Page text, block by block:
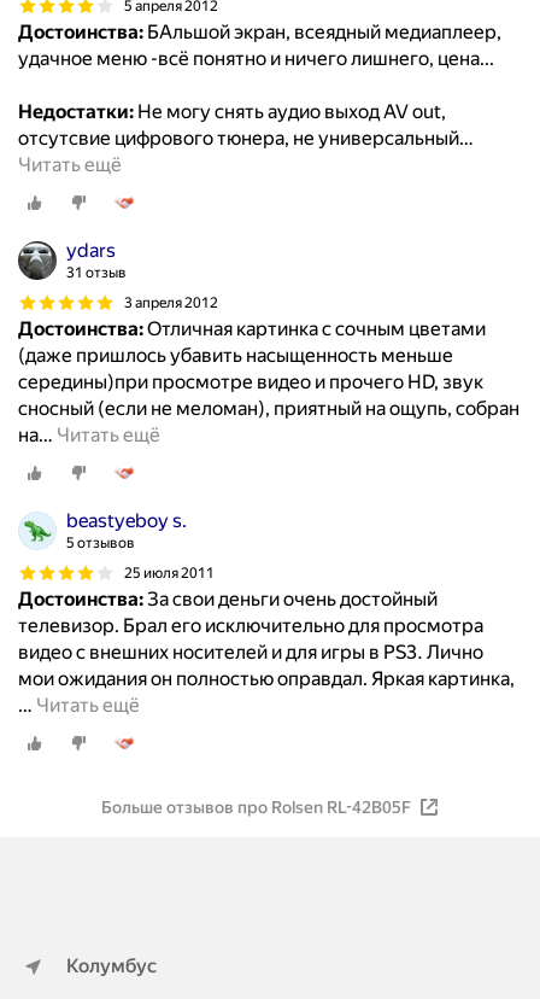
5 апреля 2012
Достоинства: БАльшой экран, всеядный медиаплеер,
удачное меню -всё понятно и ничего лишнего, цена...
Недостатки: Не могу снять аудио выход AV out,
отсутсвие цифрового тюнера, не универсальный…
Читать ещё
ydars
31 отзыв
3 апреля 2012
Достоинства:Отличная картинка с сочным цветами
(даже пришлось убавить насыщенность меньше
середины)при просмотре видео и прочего HD, звук
сносный (если не меломан), приятный на ощупь, собран
на… Читать ещё
beastyeboy s.
5 отзывов
25 июля 2011
Достоинства:За свои деньги очень достойный
телевизор. Брал его исключительно для просмотра
видео с внешних носителей и для игры в PS3. Лично
мои ожидания он полностью оправдал. Яркая картинка,
… Читать ещё
Больше отзывов про Rolsen RL-42B05F
Колумбус